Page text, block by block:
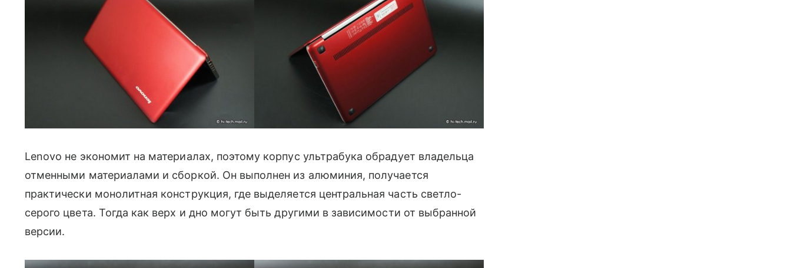
Lenovo не экономит на материалах, поэтому корпус ультрабука обрадует владельца
отменными материалами и сборкой. Он выполнен из алюминия, получается
практически монолитная конструкция, где выделяется центральная часть светло-
серого цвета. Тогда как верх и дно могут быть другими в зависимости от выбранной
версии.